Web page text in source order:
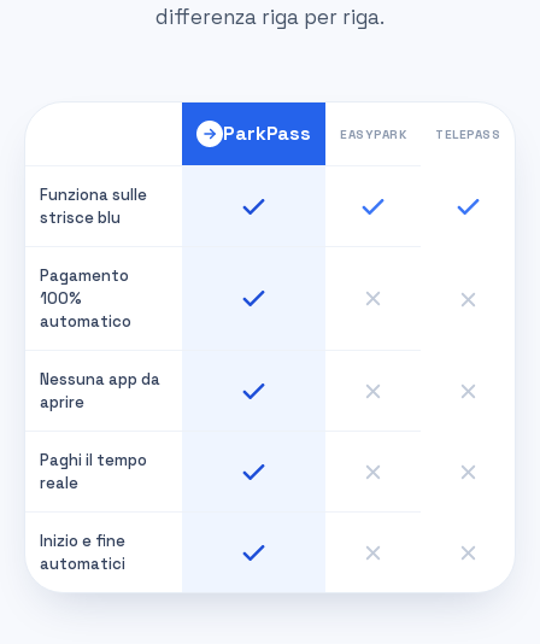
differenza riga per riga.
ParkPass EASYPARK TELEPASS
Funziona sulle
strisce blu
Pagamento
100%
automatico
Nessuna app da
aprire
Paghi il tempo
reale
Inizio e fine
automatici